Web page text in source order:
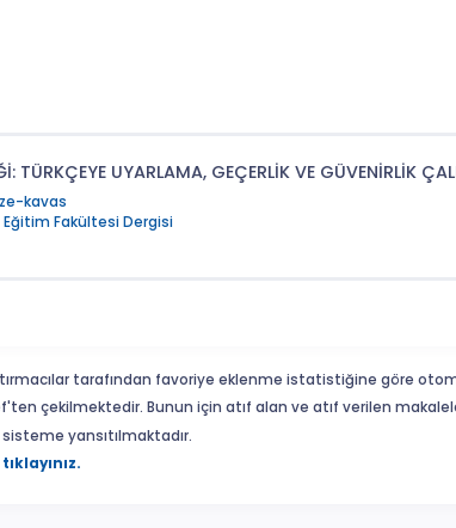
TÜRKÇEYE UYARLAMA, GEÇERLİK VE GÜVENİRLİK
kavas
Fakültesi Dergisi
tarafından favoriye eklenme istatistiğine göre
çekilmektedir. Bunun için atıf alan ve atıf verilen
yansıtılmaktadır.
tıklayınız.